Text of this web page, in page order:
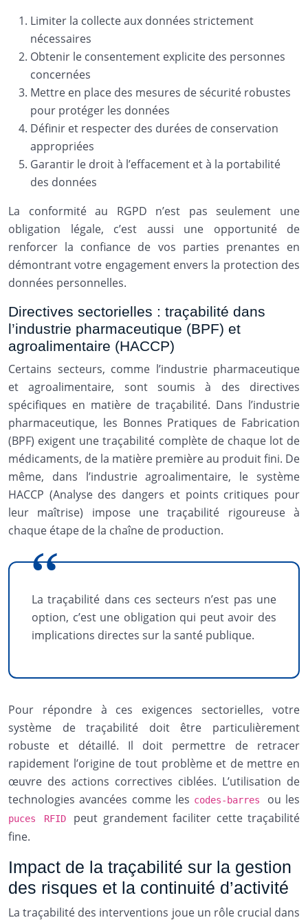
Limiter la collecte aux données strictement
nécessaires
Obtenir le consentement explicite des personnes
concernées
Mettre en place des mesures de sécurité robustes
pour protéger les données
Définir et respecter des durées de conservation
appropriées
Garantir le droit à l’effacement et à la portabilité
des données
La conformité au RGPD n’est pas seulement une
obligation légale, c’est aussi une opportunité de
renforcer la confiance de vos parties prenantes en
démontrant votre engagement envers la protection des
données personnelles.
Directives sectorielles : traçabilité dans
l’industrie pharmaceutique (BPF) et
agroalimentaire (HACCP)
Certains secteurs, comme l’industrie pharmaceutique
et agroalimentaire, sont soumis à des directives
spécifiques en matière de traçabilité. Dans l’industrie
pharmaceutique, les Bonnes Pratiques de Fabrication
(BPF) exigent une traçabilité complète de chaque lot de
médicaments, de la matière première au produit fini. De
même, dans l’industrie agroalimentaire, le système
HACCP (Analyse des dangers et points critiques pour
leur maîtrise) impose une traçabilité rigoureuse à
chaque étape de la chaîne de production.
La traçabilité dans ces secteurs n’est pas une
option, c’est une obligation qui peut avoir des
implications directes sur la santé publique.
Pour répondre à ces exigences sectorielles, votre
système de traçabilité doit être particulièrement
robuste et détaillé. Il doit permettre de retracer
rapidement l’origine de tout problème et de mettre en
œuvre des actions correctives ciblées. L’utilisation de
technologies avancées comme les codes-barres ou les
puces RFID peut grandement faciliter cette traçabilité
fine.
Impact de la traçabilité sur la gestion
des risques et la continuité d’activité
La traçabilité des interventions joue un rôle crucial dans